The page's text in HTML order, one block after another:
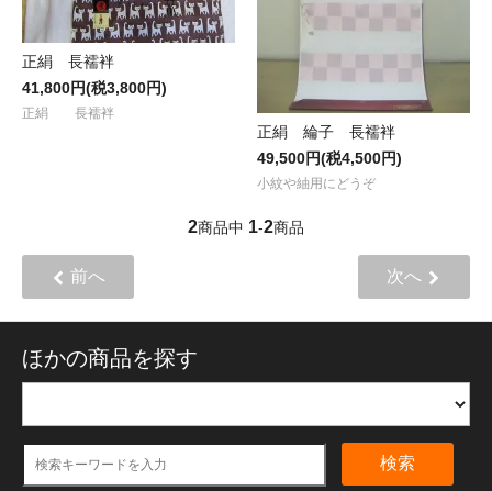
正絹 長襦袢
41,800円(税3,800円)
正絹 長襦袢
正絹 綸子 長襦袢
49,500円(税4,500円)
小紋や紬用にどうぞ
2商品中 1-2商品
前へ 次へ
ほかの商品を探す
検索